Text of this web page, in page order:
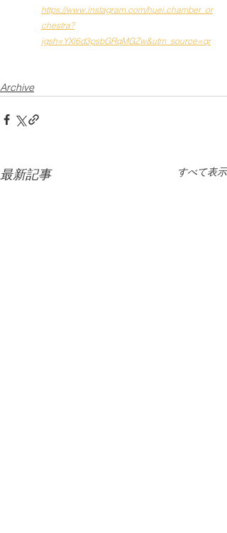
https://www.instagram.com/huei.chamber_or
chestra?
igsh=YXl6d3psbGRqMGZw&utm_source=qr
Archive
最新記事 すべて表示